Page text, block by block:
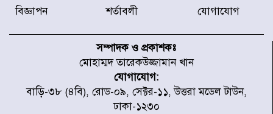
৫৩ নং ওয়ার্ডের সড়কে নেমপ্লেট
স্থাপনের উদ্যোগ চান মিয়া ব্যাপারীর
৭ জেলায় ঝোড়ো হাওয়াসহ বজ্রবৃষ্টির
শঙ্কা
বিজ্ঞাপন শর্তাবলী যোগাযোগ
সম্পাদক ও প্রকাশকঃ
মোহাম্মদ তারেকউজ্জামান খান
যোগাযোগ:
বাড়ি-৩৮ (৪বি), রোড-০৯, সেক্টর-১১, উত্তরা মডেল টাউন,
ঢাকা-১২৩০